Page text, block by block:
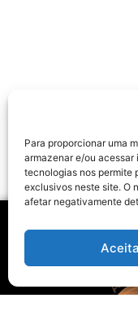
Para proporcionar uma
armazenar e/ou
tecnologias nos permite
exclusivos neste site. O
afetar negativamente